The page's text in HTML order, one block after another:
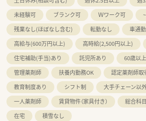
未経験可
ブランク可 Ｗワーク可
残業なし(ほぼなし含む)
転勤なし
車通
高給与(600万円以上)
高時給(2,500円以上)
住宅補助(手当)あり
託児所あり 60歳以
管理薬剤師
扶養内勤務OK
認定薬剤師取
教育制度あり
シフト制 大手チェーン以
一人薬剤師
賃貸物件（家具付き） 総合科目
在宅
積雪なし